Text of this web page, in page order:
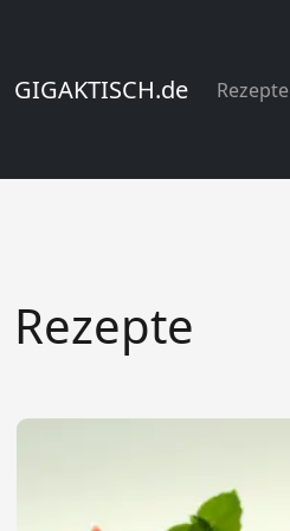
GIGAKTISCH.de Rezepte
Rezepte